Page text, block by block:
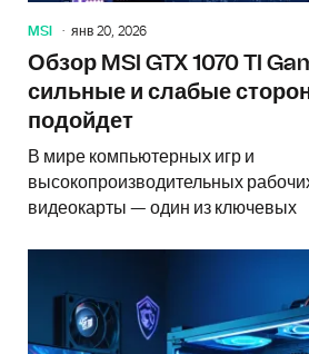
MSI янв 20, 2026
Обзор MSI GTX 1070 TI
сильные и слабые
подойдет
В мире компьютерных игр и
высокопроизводительных
видеокарты — один из ключевых